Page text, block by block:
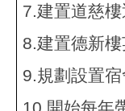
7.建置道慈
8.建置德新
9.規劃設置
10.